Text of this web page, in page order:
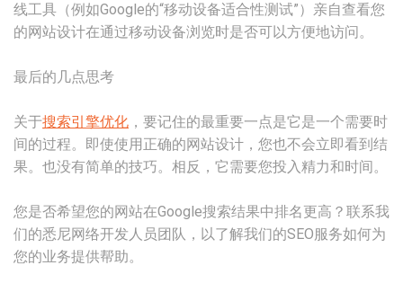
线工具（例如Google的“移动设备适合性测试”）亲自查看您
的网站设计在通过移动设备浏览时是否可以方便地访问。
最后的几点思考
关于搜索引擎优化 ，要记住的最重要一点是它是一个需要时
间的过程。即使使用正确的网站设计，您也不会立即看到结
果。也没有简单的技巧。相反，它需要您投入精力和时间。
您是否希望您的网站在Google搜索结果中排名更高？联系我
们的悉尼网络开发人员团队，以了解我们的SEO服务如何为
您的业务提供帮助。